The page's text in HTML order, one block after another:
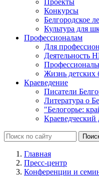
Конкурсы
Белгородское
Культура для
Профессионалам
Для
Деятельность
Жизнь детских
Краеведение
Писатели
Литература о
"Белогорье:
Краеведческий
Главная
Пресс-центр
Конференции и